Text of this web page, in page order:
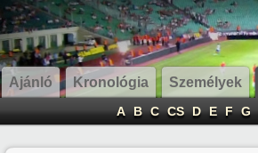
Ajánló Kronológia Személyek
A B C CS D E F G